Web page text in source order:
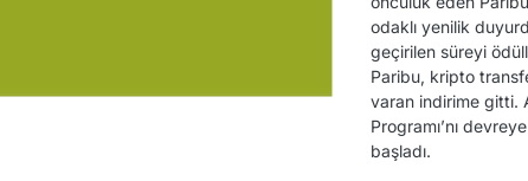
odaklı yenilik
geçirilen süreyi
Paribu, kripto
varan indirime gitti.
Programı’nı
başladı.